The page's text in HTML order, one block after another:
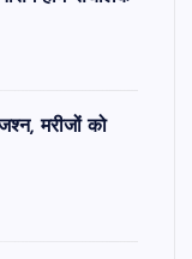
मरीजों को